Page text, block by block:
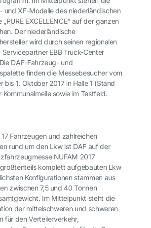
und XF-Modelle des niederländischen
„PURE EXCELLENCE“ auf der ganzen
Der niederländische
wird durch seinen regionalen
EBB Truck-Center
DAF-Fahrzeug- und
finden die Messebesucher vom
bis 1. Oktober 2017 in Halle 1 (Stand
Kommunalmeile sowie im Testfeld.
Fahrzeugen und zahlreichen
rund um den Lkw ist DAF auf der
NUFAM 2017
komplett aufgebauten Lkw
Konfigurationen stammen aus
zwischen 7,5 und 40 Tonnen
Im Mittelpunkt steht die
der mittelschweren und schweren
für den Verteilerverkehr,